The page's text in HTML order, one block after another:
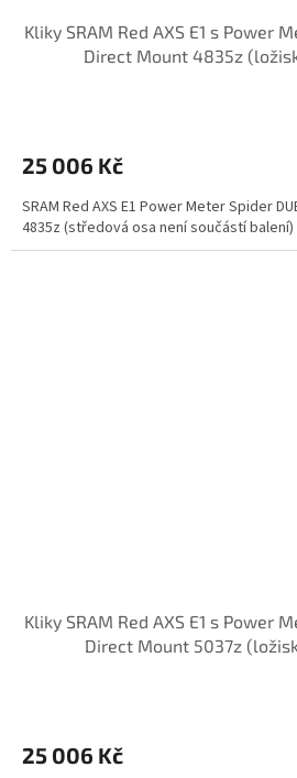
Kliky SRAM Red AXS E1 s Power
Direct Mount 4835z
25 006 Kč
SRAM Red AXS E1 Power Meter Spider
4835z (středová osa není součástí balení)
Kliky SRAM Red AXS E1 s Power
Direct Mount 5037z
25 006 Kč